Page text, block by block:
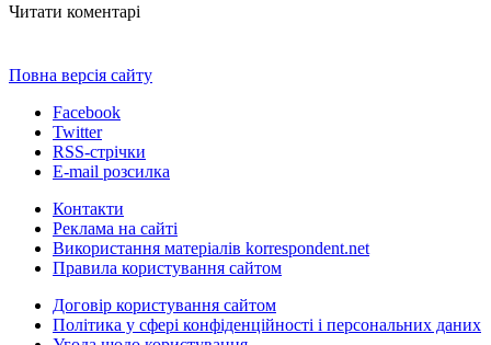
Читати коментарі
Повна версія сайту
Facebook
Twitter
RSS-стрічки
E-mail розсилка
Контакти
Реклама на сайті
Використання матеріалів korrespondent.net
Правила користування сайтом
Договір користування сайтом
Політика у сфері конфіденційності і персональних даних